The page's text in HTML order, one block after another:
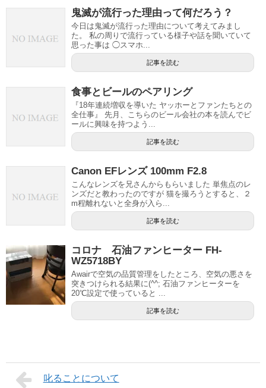
鬼滅が流行った理由って何だろう？
今日は鬼滅が流行った理由について考えてみまし
た。 私の周りで流行っている様子や話を聞いていて
思った事は ◯スマホ...
記事を読む
食事とビールのペアリング
『18年連続増収を導いた ヤッホーとファンたちとの
全仕事』 先月、こちらのビール会社の本を読んでビ
ールに興味を持つよう...
記事を読む
Canon EFレンズ 100mm F2.8
こんなレンズを兄さんからもらいました 単焦点のレ
ンズだと教わったのですが 猫を撮ろうとすると、２
m程離れないと全身が入ら...
記事を読む
コロナ 石油ファンヒーター FH-
WZ5718BY
Awairで空気の品質管理をしたところ、空気の悪さを
突きつけられる結果に(^^; 石油ファンヒーターを
20℃設定で使っていると ...
記事を読む
叱ることについて